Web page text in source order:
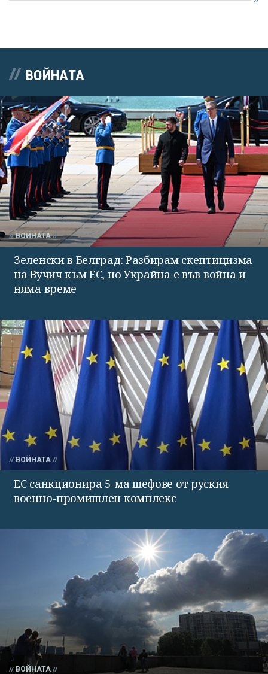
ВОЙНАТА
ВОЙНАТА
Зеленски в Белград: Разбирам скептицизма
на Вучич към ЕС, но Украйна е във война и
няма време
ВОЙНАТА
ЕС санкционира 5-ма шефове от руския
военно-промишлен комплекс
ВОЙНАТА